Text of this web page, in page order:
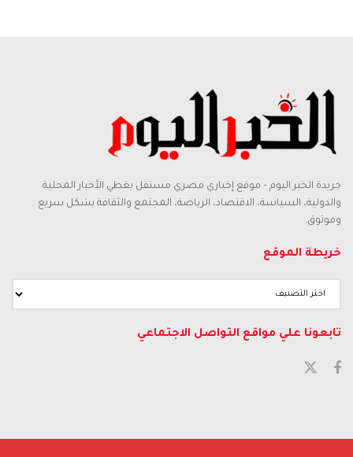
جريدة الخبر اليوم – موقع إخباري مصري مستقل يغطي الأخبار المحلية
والدولية، السياسة، الاقتصاد، الرياضة، المجتمع والثقافة بشكل سريع
وموثوق.
خريطة الموقع
تابعونا علي مواقع التواصل الاجتماعي